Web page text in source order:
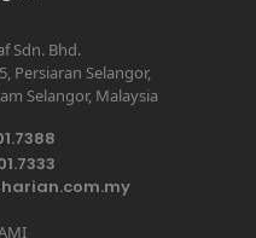
Sdn. Bhd.
Persiaran Selangor,
Selangor, Malaysia